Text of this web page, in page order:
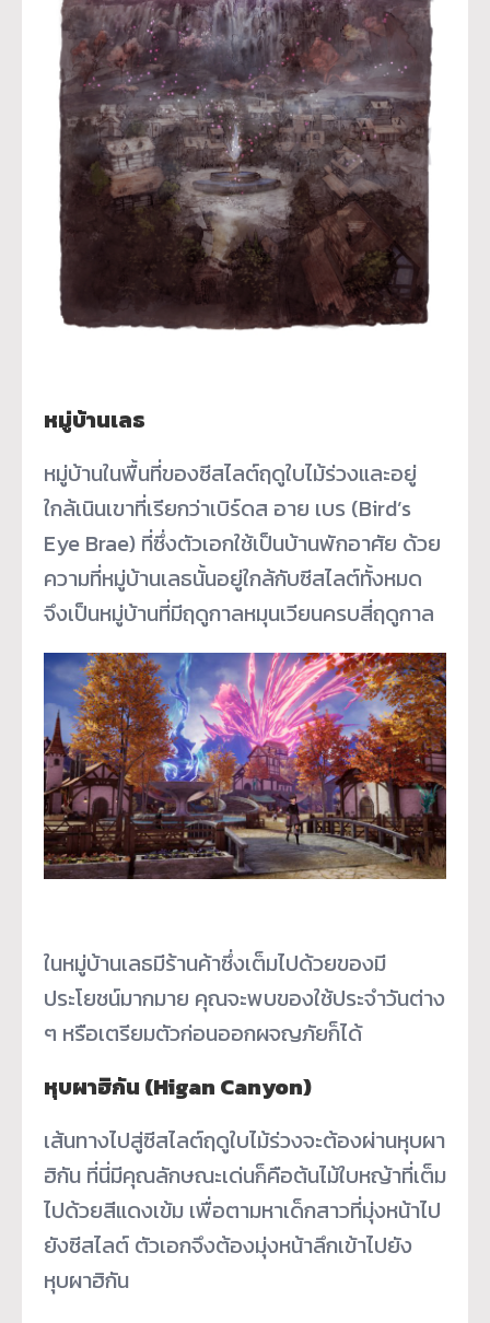
หมู่บ้านเลธ
หมู่บ้านในพื้นที่ของซีสไลต์ฤดูใบไม้ร่วงและอยู่
ใกล้เนินเขาที่เรียกว่าเบิร์ดส อาย เบร (Bird’s
Eye Brae) ที่ซึ่งตัวเอกใช้เป็นบ้านพักอาศัย ด้วย
ความที่หมู่บ้านเลธนั้นอยู่ใกล้กับซีสไลต์ทั้งหมด
จึงเป็นหมู่บ้านที่มีฤดูกาลหมุนเวียนครบสี่ฤดูกาล
ในหมู่บ้านเลธมีร้านค้าซึ่งเต็มไปด้วยของมี
ประโยชน์มากมาย คุณจะพบของใช้ประจำวันต่าง
ๆ หรือเตรียมตัวก่อนออกผจญภัยก็ได้
หุบผาฮิกัน (Higan Canyon)
เส้นทางไปสู่ซีสไลต์ฤดูใบไม้ร่วงจะต้องผ่านหุบผา
ฮิกัน ที่นี่มีคุณลักษณะเด่นก็คือต้นไม้ใบหญ้าที่เต็ม
ไปด้วยสีแดงเข้ม เพื่อตามหาเด็กสาวที่มุ่งหน้าไป
ยังซีสไลต์ ตัวเอกจึงต้องมุ่งหน้าลึกเข้าไปยัง
หุบผาฮิกัน